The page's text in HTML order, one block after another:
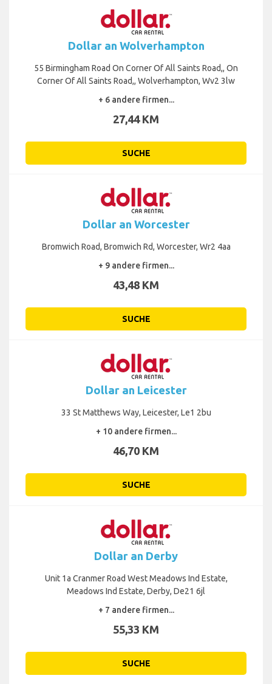
Dollar an Wolverhampton
55 Birmingham Road On Corner Of All Saints Road,, On
Corner Of All Saints Road,, Wolverhampton, Wv2 3lw
+ 6 andere firmen...
27,44 KM
SUCHE
Dollar an Worcester
Bromwich Road, Bromwich Rd, Worcester, Wr2 4aa
+ 9 andere firmen...
43,48 KM
SUCHE
Dollar an Leicester
33 St Matthews Way, Leicester, Le1 2bu
+ 10 andere firmen...
46,70 KM
SUCHE
Dollar an Derby
Unit 1a Cranmer Road West Meadows Ind Estate,
Meadows Ind Estate, Derby, De21 6jl
+ 7 andere firmen...
55,33 KM
SUCHE